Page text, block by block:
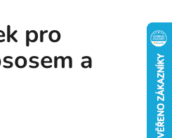
pro
a